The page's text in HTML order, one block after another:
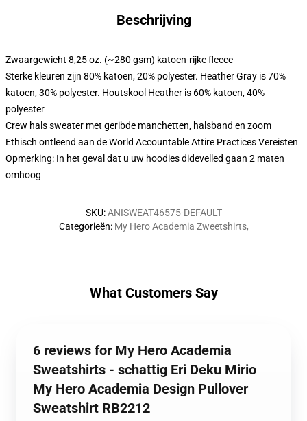
Beschrijving
Zwaargewicht 8,25 oz. (~280 gsm) katoen-rijke fleece
Sterke kleuren zijn 80% katoen, 20% polyester. Heather Gray is 70%
katoen, 30% polyester. Houtskool Heather is 60% katoen, 40%
polyester
Crew hals sweater met geribde manchetten, halsband en zoom
Ethisch ontleend aan de World Accountable Attire Practices Vereisten
Opmerking: In het geval dat u uw hoodies didevelled gaan 2 maten
omhoog
SKU:ANISWEAT46575-DEFAULT
Categorieën: My Hero Academia Zweetshirts,
What Customers Say
6 reviews for My Hero Academia
Sweatshirts - schattig Eri Deku Mirio
My Hero Academia Design Pullover
Sweatshirt RB2212